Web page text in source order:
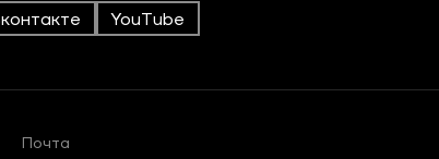
YouTube
Почта